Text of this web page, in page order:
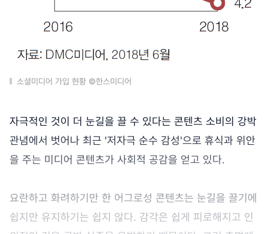
소셜미디어 가입 현황 ©한스미디어
자극적인 것이 더 눈길을 끌 수 있다는 콘텐츠 소비의 강박
관념에서 벗어나 최근 '저자극 순수 감성'으로 휴식과 위안
을 주는 미디어 콘텐츠가 사회적 공감을 얻고 있다.
요란하고 화려하기만 한 어그로성 콘텐츠는 눈길을 끌기에
쉽지만 유지하기는 쉽지 않다. 감각은 쉽게 피로해지고 인